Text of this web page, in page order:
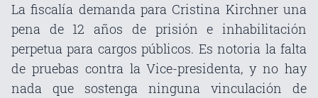
La fiscalía demanda para Cristina Kirchner una
pena de 12 años de prisión e inhabilitación
perpetua para cargos públicos. Es notoria la falta
de pruebas contra la Vice-presidenta, y no hay
nada que sostenga ninguna vinculación de